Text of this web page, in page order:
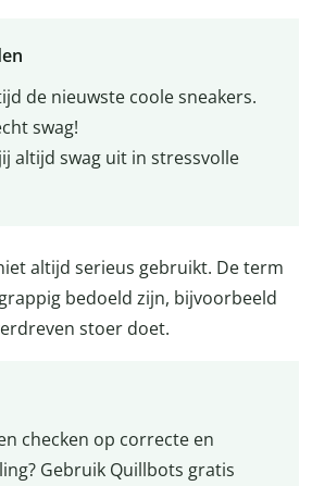
de nieuwste coole sneakers.
swag!
altijd swag uit in stressvolle
altijd serieus gebruikt. De term
bedoeld zijn, bijvoorbeeld
stoer doet.
checken op correcte en
Gebruik Quillbots gratis